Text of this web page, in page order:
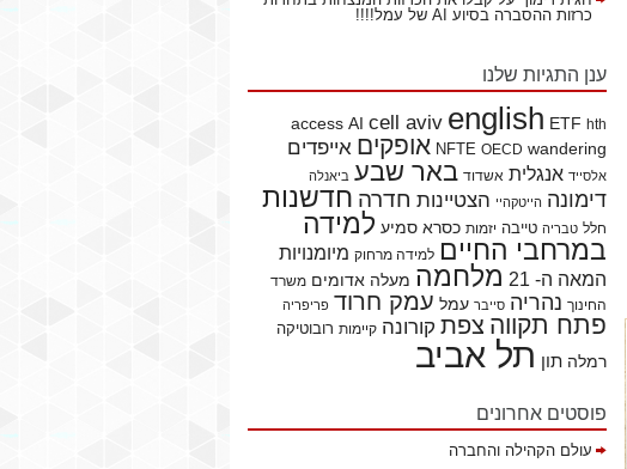
כרזות ההסברה בסיוע AI של עמל!!!!
ענן התגיות שלנו
access AI cell aviv english ETF hth
NFTE OECD wandering אופקים אייפדים
אלסייד אנגלית אשדוד באר שבע ביאנלה
דימונה הייטקהיי הצטיינות חדרה חדשנות
חלל טבריה טייבה יזמות כסרא סמיע למידה
במרחבי החיים למידה מרחוק מיומנויות
המאה ה- 21
מלחמה מעלה אדומים משרד
החינוך נהריה סייבר עמל עמק חרוד פריפריה
פתח תקווה צפת קורונה קיימות רובוטיקה
רמלה תון תל אביב
פוסטים אחרונים
עולם הקהילה והחברה